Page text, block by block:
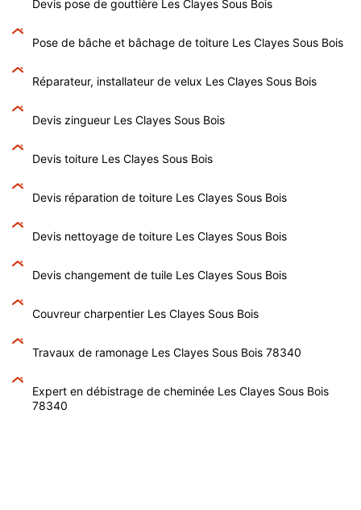
Devis pose de gouttière Les Clayes Sous Bois
Pose de bâche et bâchage de toiture Les Clayes Sous Bois
Réparateur, installateur de velux Les Clayes Sous Bois
Devis zingueur Les Clayes Sous Bois
Devis toiture Les Clayes Sous Bois
Devis réparation de toiture Les Clayes Sous Bois
Devis nettoyage de toiture Les Clayes Sous Bois
Devis changement de tuile Les Clayes Sous Bois
Couvreur charpentier Les Clayes Sous Bois
Travaux de ramonage Les Clayes Sous Bois 78340
Expert en débistrage de cheminée Les Clayes Sous Bois
78340